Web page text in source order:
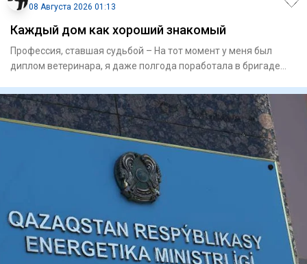
08 Августа 2026 01:13
Каждый дом как хороший знакомый
Профессия, ставшая судьбой – На тот момент у меня был
диплом­ ветеринара, я даже полгода поработала в бригаде